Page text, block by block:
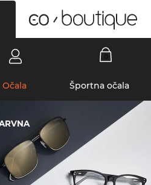
Očala Športna očala